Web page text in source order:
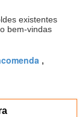
vindas
,